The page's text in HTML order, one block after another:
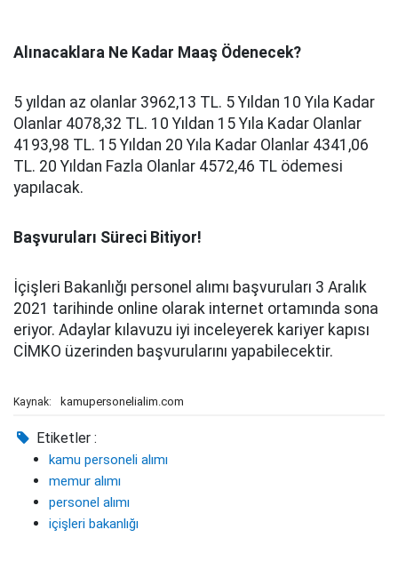
Alınacaklara Ne Kadar Maaş Ödenecek?
5 yıldan az olanlar 3962,13 TL. 5 Yıldan 10 Yıla Kadar
Olanlar 4078,32 TL. 10 Yıldan 15 Yıla Kadar Olanlar
4193,98 TL. 15 Yıldan 20 Yıla Kadar Olanlar 4341,06
TL. 20 Yıldan Fazla Olanlar 4572,46 TL ödemesi
yapılacak.
Başvuruları Süreci Bitiyor!
İçişleri Bakanlığı personel alımı başvuruları 3 Aralık
2021 tarihinde online olarak internet ortamında sona
eriyor. Adaylar kılavuzu iyi inceleyerek kariyer kapısı
CİMKO üzerinden başvurularını yapabilecektir.
Kaynak: kamupersonelialim.com
Etiketler :
kamu personeli alımı
memur alımı
personel alımı
içişleri bakanlığı